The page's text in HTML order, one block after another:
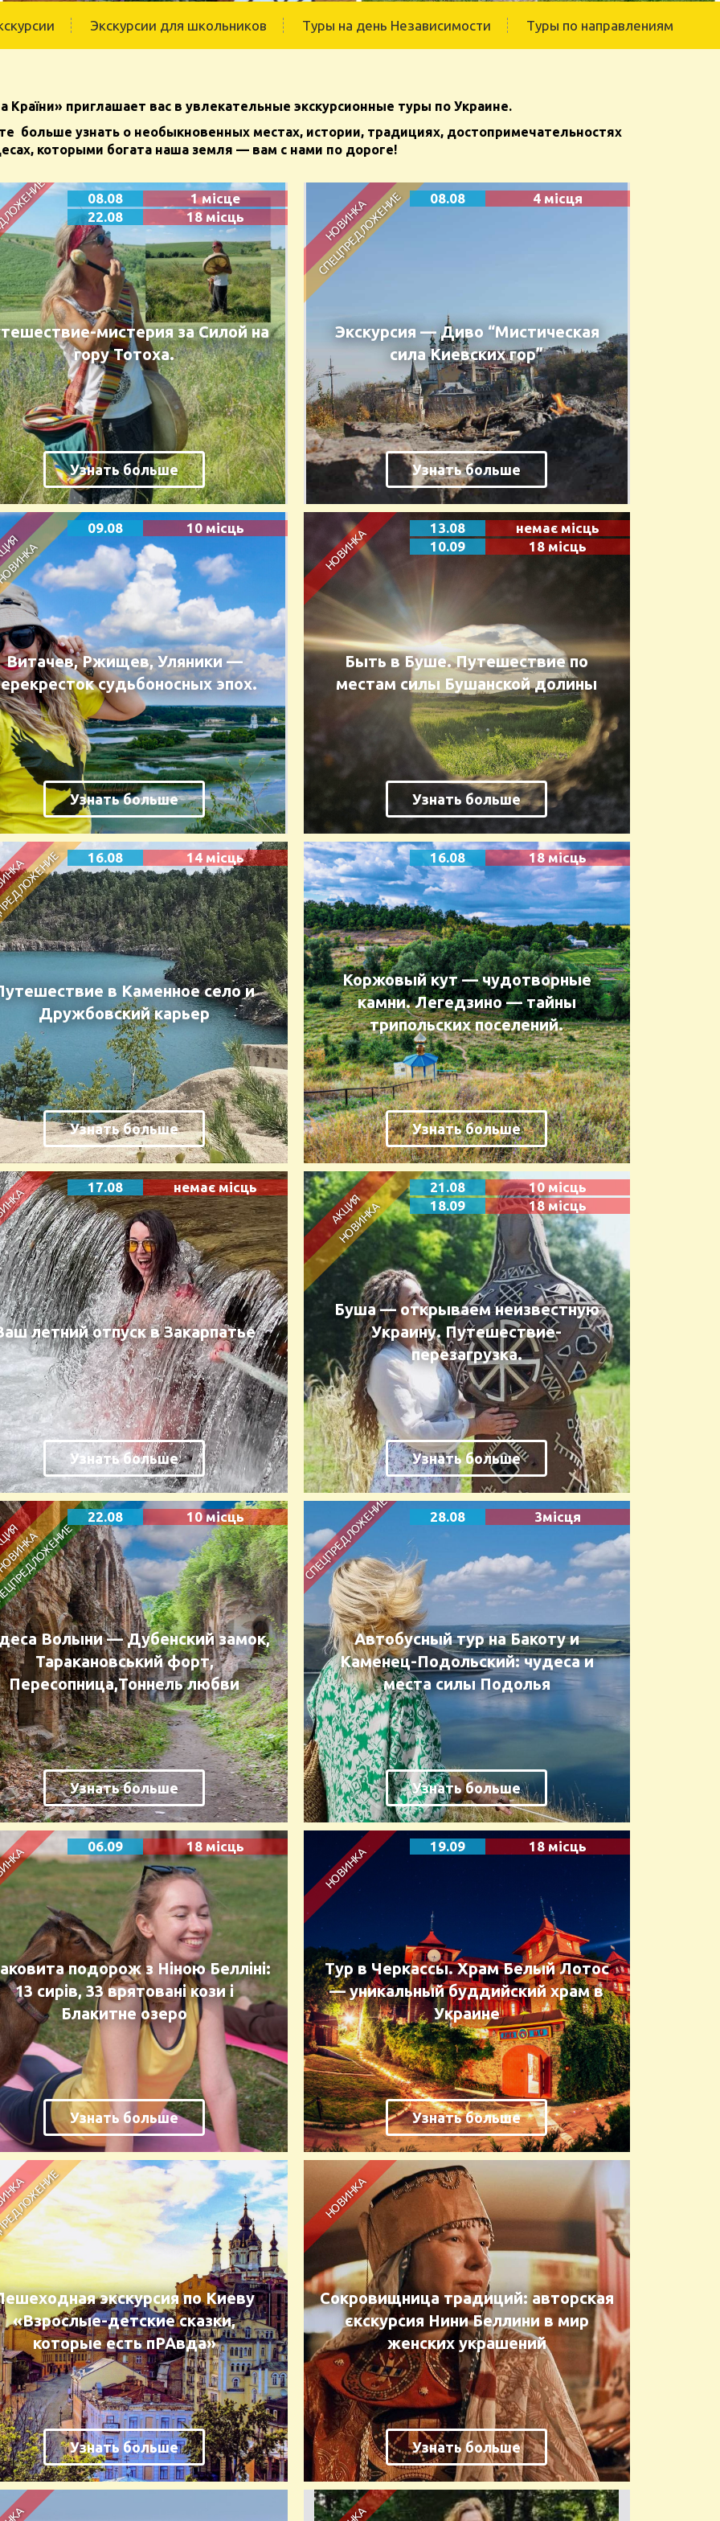
Экскурсии для школьников Туры на день Независимости Туры по направлениям
Країни» приглашает вас в увлекательные экскурсионные туры по Украине.
больше узнать о необыкновенных местах, истории, традициях, достопримечательностях
которыми богата наша земля — вам с нами по дороге!
08.08
1 місце
22.08
18 місць
мистерия за Силой на
гору Тотоха.
Узнать больше
08.08 4 місця
Экскурсия — Диво “Мистическая
сила Киевских гор”
Узнать больше
09.08 10 місць
Витачев, Ржищев, Уляники —
судьбоносных эпох.
Узнать больше
13.08
немає місць
10.09
18 місць
Быть в Буше. Путешествие по
местам силы Бушанской долины
Узнать больше
16.08 14 місць
в Каменное село и
Дружбовский карьер
Узнать больше
16.08 18 місць
Коржовый кут — чудотворные
камни. Легедзино — тайны
трипольских поселений.
Узнать больше
17.08 немає місць
летний отпуск в Закарпатье
Узнать больше
21.08
10 місць
18.09
18 місць
Буша — открываем неизвестную
Украину. Путешествие-
перезагрузка.
Узнать больше
22.08 10 місць
Волыни — Дубенский замок,
Таракановський форт,
Пересопница,Тоннель любви
Узнать больше
28.08 3місця
Автобусный тур на Бакоту и
Каменец-Подольский: чудеса и
места силы Подолья
Узнать больше
06.09 18 місць
подорож з Ніною Белліні:
13 сирів, 33 врятовані кози і
Блакитне озеро
Узнать больше
19.09 18 місць
Тур в Черкассы. Храм Белый Лотос
— уникальный буддийский храм в
Украине
Узнать больше
экскурсия по Киеву
«Взрослые-детские сказки,
которые есть пРАвда»
Узнать больше
Сокровищница традиций: авторская
єкскурсия Нини Беллини в мир
женских украшений
Узнать больше